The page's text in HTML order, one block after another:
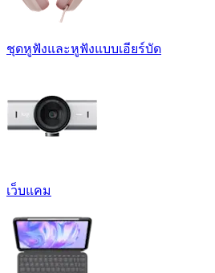
ชุดหูฟังและหูฟังแบบเอียร์บัด
เว็บแคม